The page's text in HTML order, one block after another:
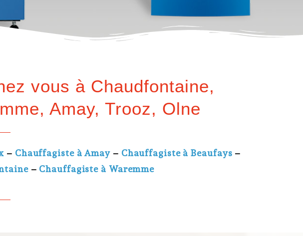
vous à Chaudfontaine,
Amay, Trooz, Olne
– Chauffagiste à Amay – Chauffagiste à Beaufays –
– Chauffagiste à Waremme